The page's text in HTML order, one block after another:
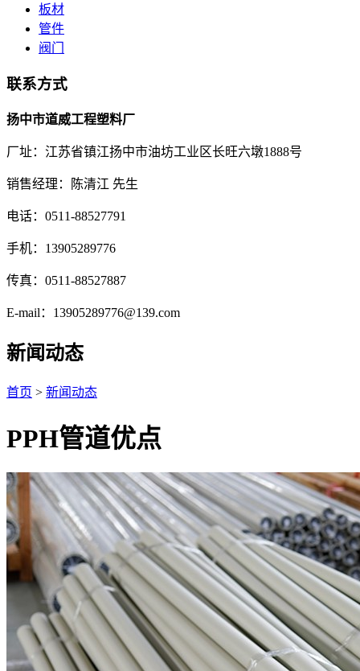
板材
管件
阀门
联系方式
扬中市道威工程塑料厂
厂址：江苏省镇江扬中市油坊工业区长旺六墩1888号
销售经理：陈清江 先生
电话：0511-88527791
手机：13905289776
传真：0511-88527887
E-mail：13905289776@139.com
新闻动态
首页 > 新闻动态
PPH管道优点